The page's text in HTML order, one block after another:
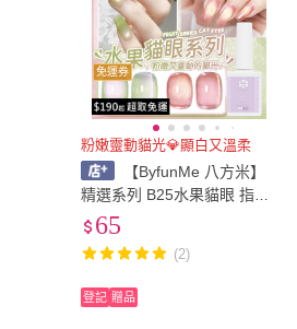
免運券
粉嫩靈動貓光💎顯白又溫柔
【ByfunMe 八方米】
精選系列 B25水果貓眼 指甲
油膠 貓眼凝膠 美甲光撩膠
65
(2)
登記 贈品